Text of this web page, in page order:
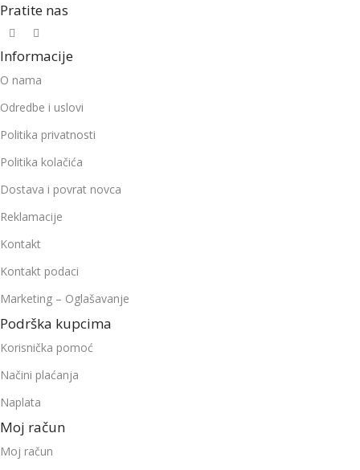
Pratite nas
Informacije
O nama
Odredbe i uslovi
Politika privatnosti
Politika kolačića
Dostava i povrat novca
Reklamacije
Kontakt
Kontakt podaci
Marketing – Oglašavanje
Podrška kupcima
Korisnička pomoć
Načini plaćanja
Naplata
Moj račun
Moj račun